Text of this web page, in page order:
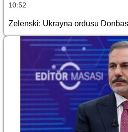
10:52
Zelenski: Ukrayna ordusu